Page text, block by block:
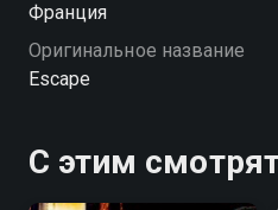
Франция
Оригинальное название
Escape
С этим